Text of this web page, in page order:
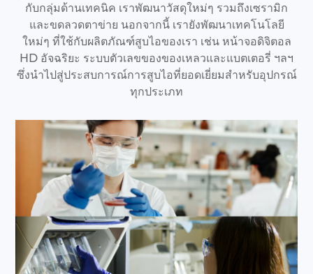
กับกลุ่มด้านเทคนิค เราพัฒนาวัสดุใหม่ๆ รวมถึงเซรามิก
และขดลวดตาข่าย นอกจากนี้ เรายังพัฒนาเทคโนโลยี
ใหม่ๆ ที่ใช้กับผลิตภัณฑ์สูบไอของเรา เช่น หน้าจอดิจิตอล
HD อัจฉริยะ ระบบตัวเลขของของเหลวและแบตเตอรี่ ฯลฯ
ซึ่งนำไปสู่ประสบการณ์การสูบไอที่ยอดเยี่ยมสำหรับอุปกรณ์
ทุกประเภท